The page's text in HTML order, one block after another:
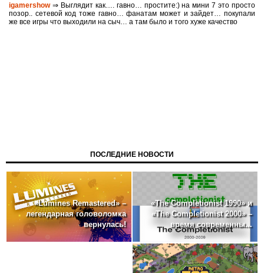
igamershow⇒ Выглядит как…. гавно… простите:) на мини 7 это просто
позор.. сетевой код тоже гавно… фанатам может и зайдет… покупали
же все игры что выходили на сыч… а там было и того хуже качество
ПОСЛЕДНИЕ НОВОСТИ
«Lumines Remastered» –
легендарная головоломка
вернулась!
«The Completionist 1990» и
«The Completionist 2000» –
время современны...